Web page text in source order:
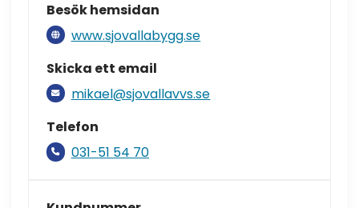
Besök hemsidan
www.sjovallabygg.se
Skicka ett email
mikael@sjovallavvs.se
Telefon
031-51 54 70